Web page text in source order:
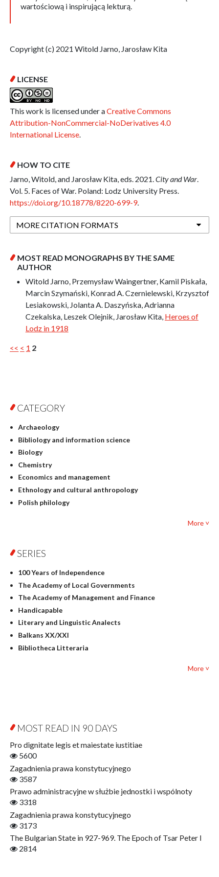
wartościową i inspirującą lekturą.
Copyright (c) 2021 Witold Jarno, Jarosław Kita
LICENSE
This work is licensed under aCreative Commons
Attribution-NonCommercial-NoDerivatives 4.0
International License.
HOW TO CITE
Jarno, Witold, and Jarosław Kita, eds. 2021.City and War.
Vol. 5. Faces of War. Poland: Lodz University Press.
https://doi.org/10.18778/8220-699-9.
MORE CITATION FORMATS
MOST READ MONOGRAPHS BY THE SAME
AUTHOR
Witold Jarno, Przemysław Waingertner, Kamil Piskała,
Marcin Szymański, Konrad A. Czernielewski, Krzysztof
Lesiakowski, Jolanta A. Daszyńska, Adrianna
Czekalska, Leszek Olejnik, Jarosław Kita, Heroes of
Lodz in 1918
<< < 1 2
CATEGORY
Archaeology
Bibliology and information science
Biology
Chemistry
Economics and management
Ethnology and cultural anthropology
Polish philology
Geography
Linguistics
Judaica
Culture and art
Literary Studies
Mathematics
Pedagogy
Textbooks for foreigners
Open Access
More ˅
SERIES
100 Years of Independence
The Academy of Local Governments
The Academy of Management and Finance
Handicapable
Literary and Linguistic Analects
Balkans XX/XXI
Bibliotheca Litteraria
Film! Scholars
Finance
Gerontology
Literary Interpretations
Jerzy Giedroyc and Witnesses of History
Winter of Life?
Linguistics
More ˅
MOST READ IN 90 DAYS
Pro dignitate legis et maiestate iustitiae
5600
Zagadnienia prawa konstytucyjnego
3587
Prawo administracyjne w służbie jednostki i wspólnoty
3318
Zagadnienia prawa konstytucyjnego
3173
The Bulgarian State in 927-969. The Epoch of Tsar Peter I
2814